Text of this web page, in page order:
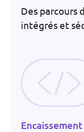
Des parcours
intégrés et